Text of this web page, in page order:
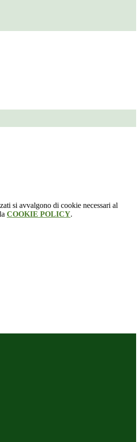
si avvalgono di cookie necessari al
COOKIE POLICY.